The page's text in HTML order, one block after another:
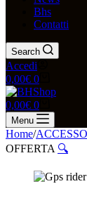
Bhs
Contatti
Search
Accedi
Carrello
0,00€ 0
Carrello
0,00€ 0
Menu
Home/
OFFERTA 🔍